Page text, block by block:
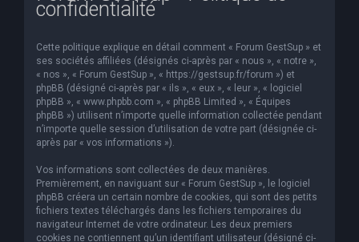
confidentialité
Cette politique explique en détail comment « Forum GestSup » et
ses sociétés affiliées (désignés ci-après par « nous », « notre »,
« nos », « Forum GestSup », « https://gestsup.fr/forum ») et
phpBB (désigné ci-après par « ils », « eux », « leur », « logiciel
phpBB », « www.phpbb.com », « phpBB Limited », « Équipes
phpBB ») utilisent n’importe quelle information collectée pendant
n’importe quelle session d’utilisation de votre part (désignée ci-
après par « vos informations »).
Vos informations sont collectées de deux manières.
Premièrement, en naviguant sur « Forum GestSup », le logiciel
phpBB créera un certain nombre de cookies, qui sont des petits
fichiers textes téléchargés dans les fichiers temporaires du
navigateur Internet de votre ordinateur. Les deux premiers
cookies ne contiennent qu’un identifiant utilisateur (désigné ci-